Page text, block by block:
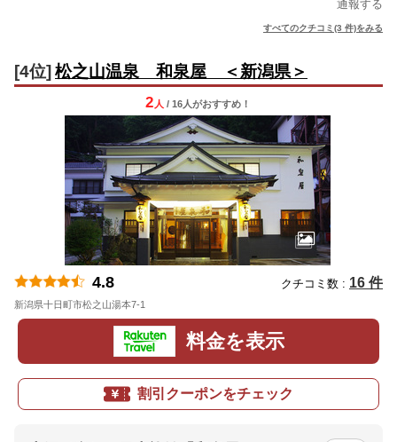
通報する
すべてのクチコミ(3 件)をみる
[4位] 松之山温泉 和泉屋 ＜新潟県＞
2 人 / 16人がおすすめ！
4.8 クチコミ数 : 16 件
新潟県十日町市松之山湯本7-1
料金を表示
割引クーポンをチェック